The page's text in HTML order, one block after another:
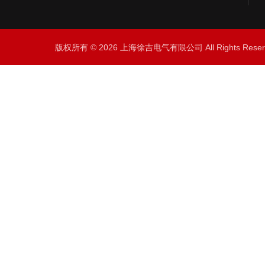
版权所有 © 2026 上海徐吉电气有限公司 All Rights